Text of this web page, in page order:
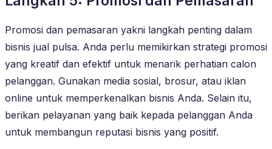
Promosi dan pemasaran yakni langkah penting dalam
bisnis jual pulsa. Anda perlu memikirkan strategi promosi
yang kreatif dan efektif untuk menarik perhatian calon
pelanggan. Gunakan media sosial, brosur, atau iklan
online untuk memperkenalkan bisnis Anda. Selain itu,
berikan pelayanan yang baik kepada pelanggan Anda
untuk membangun reputasi bisnis yang positif.